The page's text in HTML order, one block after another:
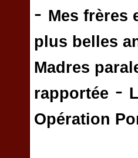
- Mes frères
plus belles
Madres
rapportée -
Opération